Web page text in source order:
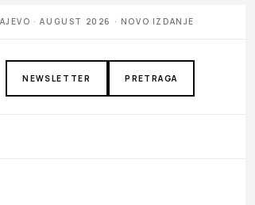
· AUGUST 2026 · NOVO IZDANJE
NEWSLETTER PRETRAGA